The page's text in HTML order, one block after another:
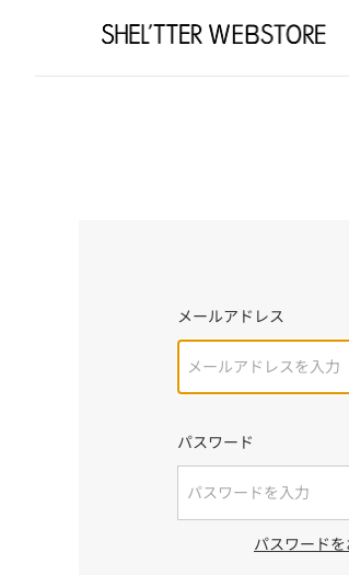
メールアドレス
パスワード
パスワード